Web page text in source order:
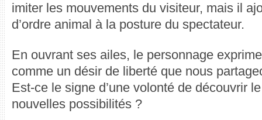
imiter les mouvements du visiteur, mais il
d’ordre animal à la posture du spectateur.
En ouvrant ses ailes, le personnage
comme un désir de liberté que nous
Est-ce le signe d’une volonté de découvrir
nouvelles possibilités ?